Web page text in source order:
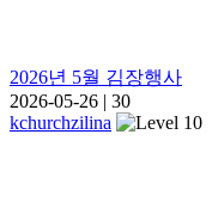
2026년 5월 김장행사
2026-05-26 | 30
kchurchzilina